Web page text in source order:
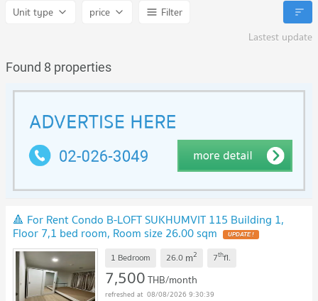
Unit type price
Filter
Lastest update
Found 8 properties
🔺 For Rent Condo B-LOFT SUKHUMVIT 115 Building 1,
Floor 7,1 bed room, Room size 26.00 sqm UPDATE !
1 Bedroom 26.0 m2 7thfl.
7,500THB/month
08/08/2026 9:30:39